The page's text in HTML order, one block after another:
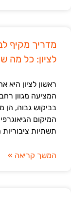
מדריך מקיף
לציון: כל מה
ראשון לציון היא
המציעה מגוון
בביקוש גבוה, הן
המיקום
תשתיות
המשך קריאה »